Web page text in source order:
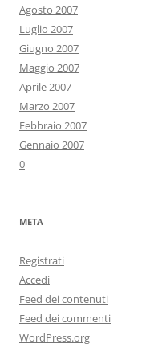
Agosto 2007
Luglio 2007
Giugno 2007
Maggio 2007
Aprile 2007
Marzo 2007
Febbraio 2007
Gennaio 2007
0
META
Registrati
Accedi
Feed dei contenuti
Feed dei commenti
WordPress.org